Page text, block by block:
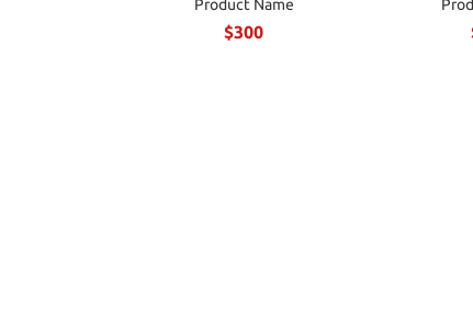
Product Name
$300